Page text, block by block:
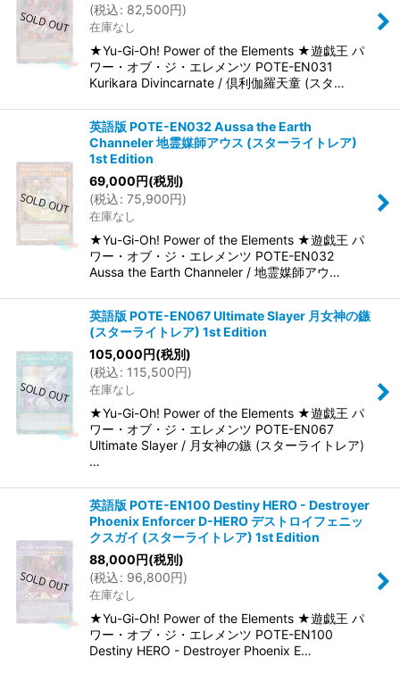
(税込: 82,500円)
在庫なし
★Yu-Gi-Oh! Power of the Elements ★遊戯王 パ
ワー・オブ・ジ・エレメンツ POTE-EN031
Kurikara Divincarnate / 倶利伽羅天童 (スタ…
英語版 POTE-EN032 Aussa the Earth
Channeler 地霊媒師アウス (スターライトレア)
1st Edition
69,000円(税別)
(税込: 75,900円)
在庫なし
★Yu-Gi-Oh! Power of the Elements ★遊戯王 パ
ワー・オブ・ジ・エレメンツ POTE-EN032
Aussa the Earth Channeler / 地霊媒師アウ…
英語版 POTE-EN067 Ultimate Slayer 月女神の鏃
(スターライトレア) 1st Edition
105,000円(税別)
(税込: 115,500円)
在庫なし
★Yu-Gi-Oh! Power of the Elements ★遊戯王 パ
ワー・オブ・ジ・エレメンツ POTE-EN067
Ultimate Slayer / 月女神の鏃 (スターライトレア)
…
英語版 POTE-EN100 Destiny HERO - Destroyer
Phoenix Enforcer D-HERO デストロイフェニッ
クスガイ (スターライトレア) 1st Edition
88,000円(税別)
(税込: 96,800円)
在庫なし
★Yu-Gi-Oh! Power of the Elements ★遊戯王 パ
ワー・オブ・ジ・エレメンツ POTE-EN100
Destiny HERO - Destroyer Phoenix E…